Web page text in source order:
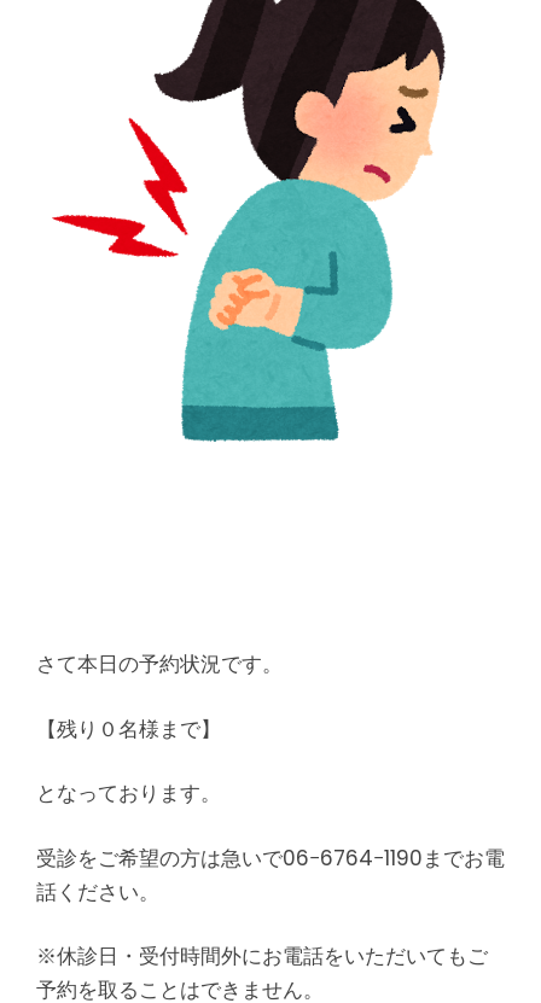
さて本日の予約状況です。
【残り０名様まで】
となっております。
受診をご希望の方は急いで06−6764−1190までお電
話ください。
※休診日・受付時間外にお電話をいただいてもご
予約を取ることはできません。